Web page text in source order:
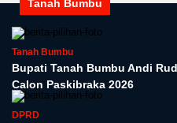
Tanah Bumbu
Tanah Bumbu
Bupati Tanah Bumbu Andi
Calon Paskibraka 2026
DPRD